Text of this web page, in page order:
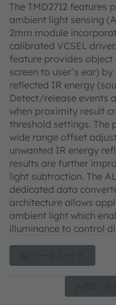
The TMD2712
ambient light sensing
2mm module
calibrated VCSEL
feature provides
screen to user’s ear)
reflected IR energy
Detect/release events
when proximity result
threshold settings. The
wide range offset
unwanted IR energy
results are further
light subtraction. The
dedicated data
architecture allows
ambient light which
illuminance to control